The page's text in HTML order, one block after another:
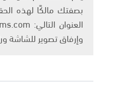
بصفتك مالكًا لهذه
وإرفاق تصوير